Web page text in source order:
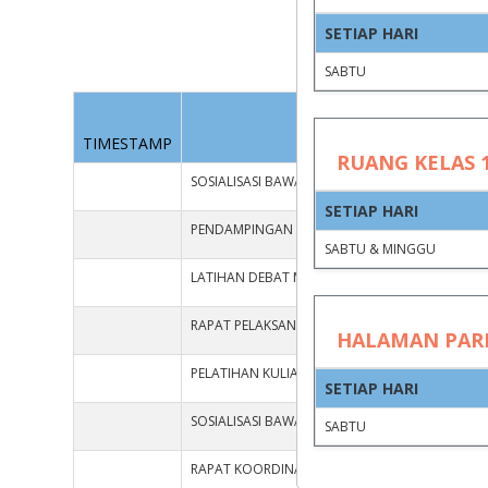
Group by
TIMESTAMP
SOSIALISASI BAWASLU
PENDAMPINGAN KEWIRAUSAHAAN MAHASISWA
LATIHAN DEBAT MAHASISWA
RAPAT PELAKSANAAN JALAN SANTAI FISIP
PELATIHAN KULIAH UMUM MHS S1 AP DAN S2
SOSIALISASI BAWASLU
RAPAT KOORDINASI DIVISI ACARA FISIP FESTIVAL
SETIAP HARI
SABTU
RUANG KELAS
SETIAP HARI
SABTU & MINGGU
HALAMAN
SETIAP HARI
SABTU